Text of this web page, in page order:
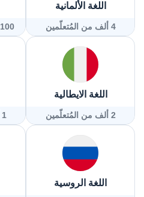
اللغة الألمانية
4 ألف من المُتعلّمين 100 مليون من المُتعلّمين
اللغة الايطالية
2 ألف من المُتعلّمين 1 ألف من المُتعلّمين
اللغة الروسية